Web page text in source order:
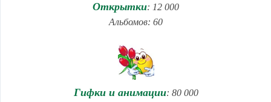
Открытки: 12 000
Альбомов: 60
Гифки и анимации: 80 000